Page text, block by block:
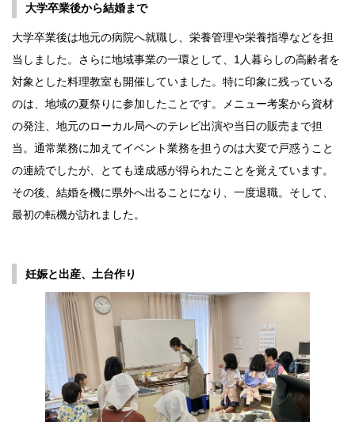
大学卒業後から結婚まで
大学卒業後は地元の病院へ就職し、栄養管理や栄養指導などを担
当しました。さらに地域事業の一環として、1人暮らしの高齢者を
対象とした料理教室も開催していました。特に印象に残っている
のは、地域の夏祭りに参加したことです。メニュー考案から資材
の発注、地元のローカル局へのテレビ出演や当日の販売まで担
当。通常業務に加えてイベント業務を担うのは大変で戸惑うこと
の連続でしたが、とても達成感が得られたことを覚えています。
その後、結婚を機に県外へ出ることになり、一度退職。そして、
最初の転機が訪れました。
妊娠と出産、土台作り